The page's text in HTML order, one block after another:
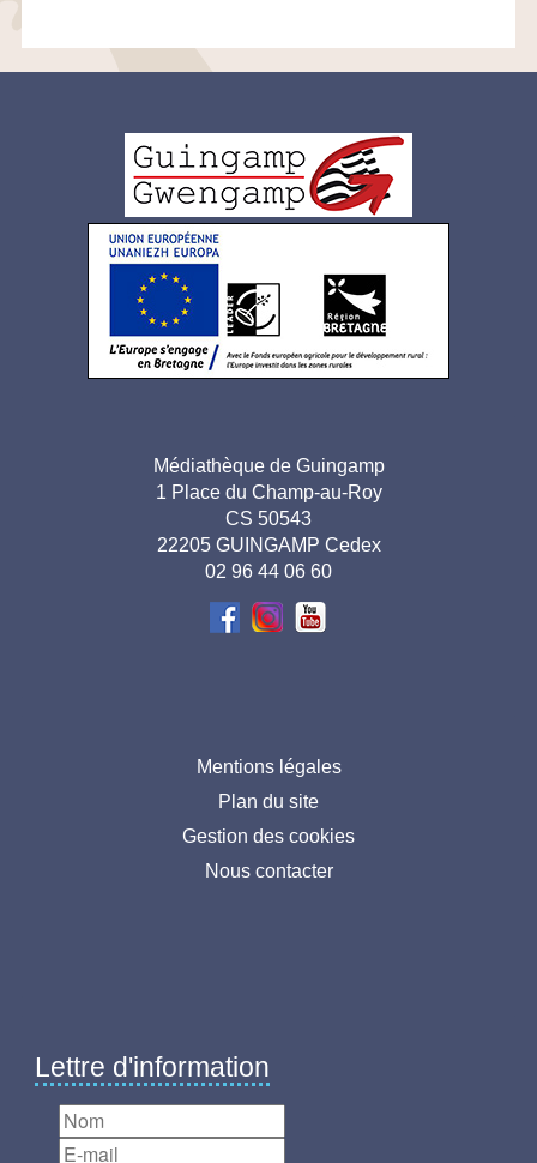
de
page
Adresse
pied de
Médiathèque de Guingamp
1 Place du Champ-au-Roy
CS 50543
22205 GUINGAMP Cedex
02 96 44 06 60
Mentions légales
Plan du site
Gestion des cookies
Nous contacter
Lettre d'information